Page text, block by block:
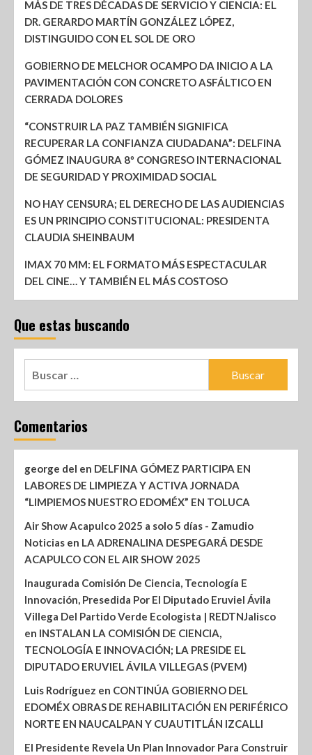
MÁS DE TRES DÉCADAS DE SERVICIO Y CIENCIA: EL
DR. GERARDO MARTÍN GONZÁLEZ LÓPEZ,
DISTINGUIDO CON EL SOL DE ORO
GOBIERNO DE MELCHOR OCAMPO DA INICIO A LA
PAVIMENTACIÓN CON CONCRETO ASFÁLTICO EN
CERRADA DOLORES
“CONSTRUIR LA PAZ TAMBIÉN SIGNIFICA
RECUPERAR LA CONFIANZA CIUDADANA”: DELFINA
GÓMEZ INAUGURA 8º CONGRESO INTERNACIONAL
DE SEGURIDAD Y PROXIMIDAD SOCIAL
NO HAY CENSURA; EL DERECHO DE LAS AUDIENCIAS
ES UN PRINCIPIO CONSTITUCIONAL: PRESIDENTA
CLAUDIA SHEINBAUM
IMAX 70 MM: EL FORMATO MÁS ESPECTACULAR
DEL CINE… Y TAMBIÉN EL MÁS COSTOSO
Que estas buscando
Comentarios
george del en DELFINA GÓMEZ PARTICIPA EN
LABORES DE LIMPIEZA Y ACTIVA JORNADA
“LIMPIEMOS NUESTRO EDOMÉX” EN TOLUCA
Air Show Acapulco 2025 a solo 5 días - Zamudio
Noticias en LA ADRENALINA DESPEGARÁ DESDE
ACAPULCO CON EL AIR SHOW 2025
Inaugurada Comisión De Ciencia, Tecnología E
Innovación, Presedida Por El Diputado Eruviel Ávila
Villega Del Partido Verde Ecologista | REDTNJalisco
en INSTALAN LA COMISIÓN DE CIENCIA,
TECNOLOGÍA E INNOVACIÓN; LA PRESIDE EL
DIPUTADO ERUVIEL ÁVILA VILLEGAS (PVEM)
Luis Rodríguez en CONTINÚA GOBIERNO DEL
EDOMÉX OBRAS DE REHABILITACIÓN EN PERIFÉRICO
NORTE EN NAUCALPAN Y CUAUTITLÁN IZCALLI
El Presidente Revela Un Plan Innovador Para Construir